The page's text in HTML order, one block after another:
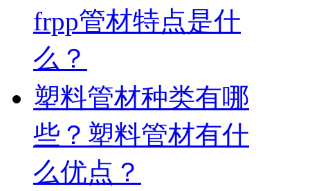
frpp管材特点是什
么？
塑料管材种类有哪
些？塑料管材有什
么优点？